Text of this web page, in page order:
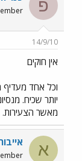
פ
14/9/10
אין חוקים
וכל אחד מעדיף
יותר שכיח.
מאשר הצעירות.
א